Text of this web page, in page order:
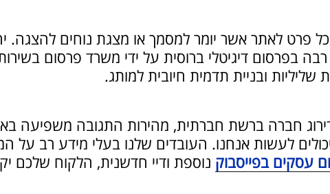
כל פרט לאתר אשר יומר למסמך או מצגת נוחים להצגה.
בפרסום דיגיטלי ברוסית על ידי משרד פרסום
ובניית תדמית חיובית למותג.
חברה ברשת חברתית, מהירות התגובה משפיעה
לעשות אנחנו. העובדים שלנו בעלי מידע רב על
עסקים בפייסבוק נוספת ודיי חדשנית, הלקוח שלכם